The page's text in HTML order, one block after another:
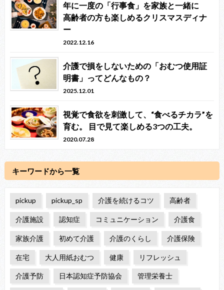
年に一度の「行事食」を家族と一緒に
高齢者の方も楽しめるクリスマスディナ
ー
2022.12.16
介護で損をしないための「おむつ使用証
明書」ってどんなもの？
2025.12.01
視覚で食欲を刺激して、“食べるチカラ”を
育む。 目で見て楽しめる3つの工夫。
2020.07.28
キーワードから一覧
pickup pickup_sp 介護を続けるコツ 高齢者
介護施設 認知症 コミュニケーション 介護食
家族介護 初めて介護 介護のくらし 介護保険
在宅 大人用紙おむつ 健康 リフレッシュ
介護予防 日本認知症予防協会 管理栄養士